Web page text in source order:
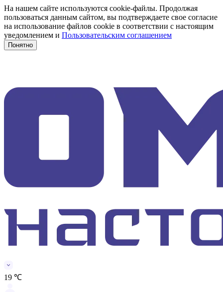
На нашем сайте используются cookie-файлы. Продолжая
пользоваться данным сайтом, вы подтверждаете свое согласие
на использование файлов cookie в соответствии с настоящим
уведомлением и Пользовательским соглашением
Понятно
19 ℃